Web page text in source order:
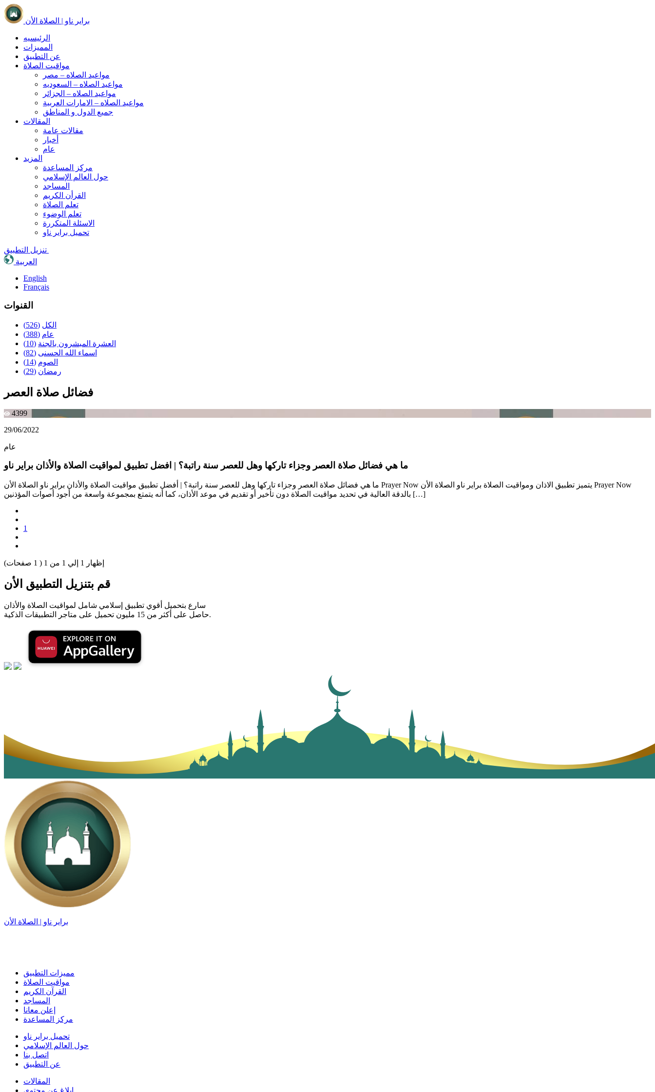
براير ناو | الصلاة الأن
الرئيسيه
المميزات
عن التطبيق
مواقيت الصلاة
مواعيد الصلاه – مصر
مواعيد الصلاه – السعوديه
مواعيد الصلاه – الجزائر
مواعيد الصلاه – الامارات العربية
جميع الدول و المناطق
المقالات
مقالات عامة
أخبار
عام
المزيد
مركز المساعدة
حول العالم الإسلامي
المساجد
القرأن الكريم
تعلم الصلاة
تعلم الوضوء
الاسئلة المتكررة
تحميل براير ناو
العربية
English
Français
القنوات
الكل (526)
عام (388)
العشرة المبشرون بالجنة (10)
اسماء الله الحسنى (82)
الصوم (14)
رمضان (29)
فضائل صلاة العصر
4399
29/06/2022
عام
ما هي فضائل صلاة العصر وجزاء تاركها وهل للعصر سنة راتبة؟ | افضل تطبيق لمواقيت الصلاة والأذان براير ناو
ما هي فضائل صلاة العصر وجزاء تاركها وهل للعصر سنة راتبة؟ | أفضل تطبيق مواقيت الصلاة والأذان براير ناو الصلاة الأن Prayer Now يتميز تطبيق الاذان ومواقيت الصلاة براير ناو الصلاة الأن Prayer Now
بالدقة العالية في تحديد مواقيت الصلاة دون تأخير أو تقديم في موعد الأذان، كما أنه يتمتع بمجموعة واسعة من أجود أصوات المؤذنين […]
1
إظهار 1 إلي 1 من 1
(
1 صفحات)
قم بتنزيل التطبيق الأن
سارع بتحميل أقوي تطبيق إسلامي شامل لمواقيت الصلاة والأذان
حاصل على أكثر من 15 مليون تحميل على متاجر التطبيقات الذكية.
براير ناو | الصلاة الأن
مميزات التطبيق
مواقيت الصلاة
القرآن الكريم
المساجد
إعلن معانا
مركز المساعدة
تحميل براير ناو
حول العالم الإسلامي
اتصل بنا
عن التطبيق
المقالات
إبلاغ عن محتوى